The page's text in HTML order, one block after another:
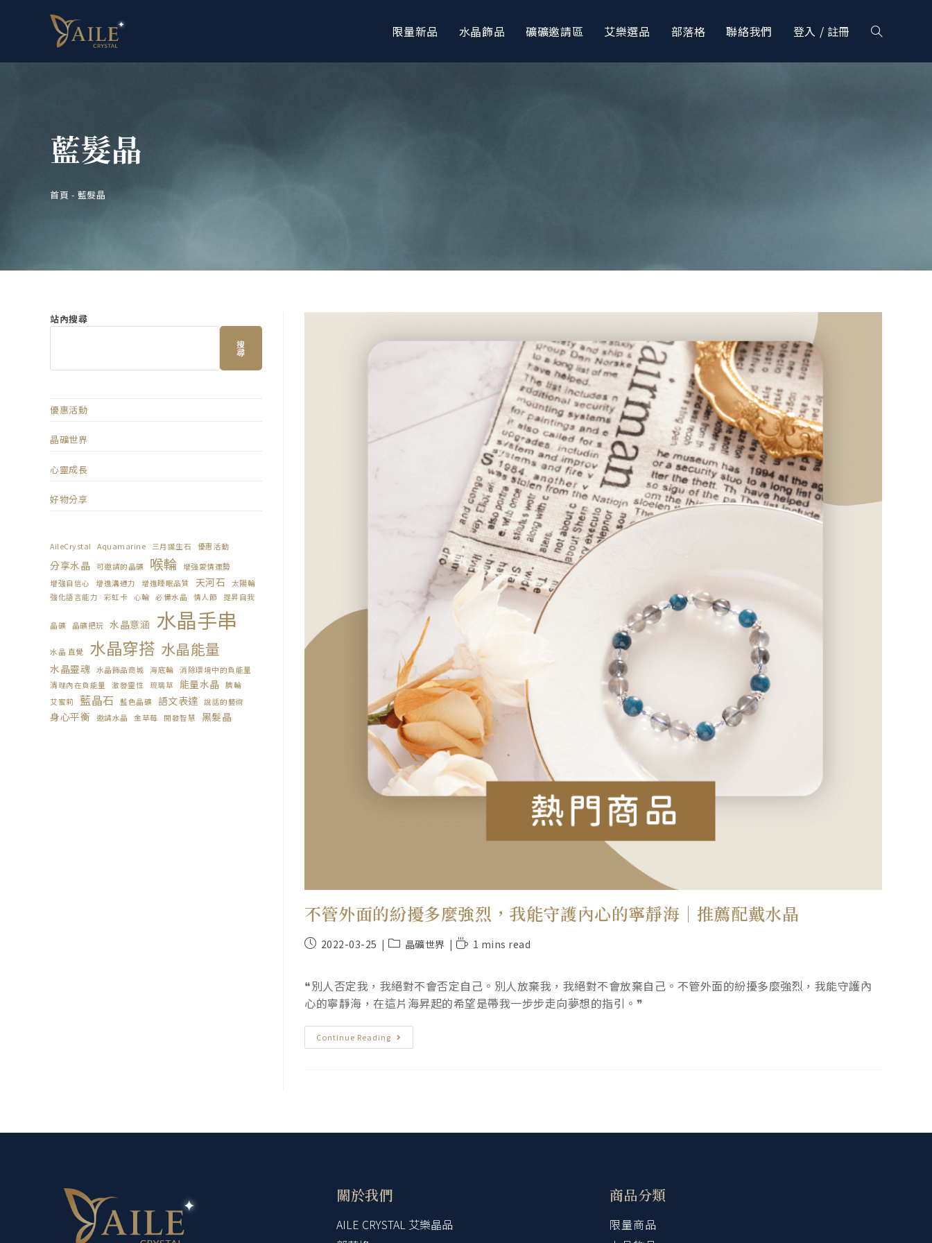
限量新品 水晶飾品 礦礦邀請區 艾樂選品 部落格 聯絡我們 登入 / 註冊
藍髮晶
首頁 - 藍髮晶
不管外面的紛擾多麼強烈，我能守護內心的寧靜海｜推薦配戴水晶
2022-03-25 晶礦世界 1 mins read
❝別人否定我，我絕對不會否定自己。別人放棄我，我絕對不會放棄自己。不管外面的紛擾多麼強烈，我能守護內
心的寧靜海，在這片海昇起的希望是帶我一步步走向夢想的指引。❞
Continue Reading
站內搜尋
搜
尋
優惠活動
晶礦世界
心靈成長
好物分享
AileCrystal Aquamarine 三月誕生石 優惠活動
分享水晶 可邀請的晶礦 喉輪
增強愛情運勢
增強自信心
增進溝通力 增進睡眠品質 天河石
太陽輪
強化語言能力
彩虹卡 心輪 必備水晶 情人節 提昇自我
晶礦 晶礦把玩 水晶意涵 水晶手串
水晶 直覺 水晶穿搭 水晶能量
水晶靈魂 水晶飾品商城 海底輪 消除環境中的負能量
清理內在負能量
激發靈性 琉璃草 能量水晶 臍輪
艾蜜莉
藍晶石 藍色晶礦 語文表達 說話的藝術
身心平衡 邀請水晶 金草莓 開發智慧 黑髮晶
關於我們
AILE CRYSTAL 艾樂晶品
商品分類
限量商品